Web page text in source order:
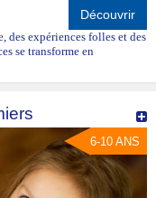
Découvrir
des expériences folles et des
se transforme en
6-10 ANS